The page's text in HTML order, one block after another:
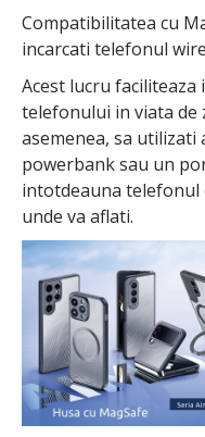
Compatibilitatea cu
incarcati telefonul
Acest lucru
telefonului in viata de
asemenea, sa utilizati
powerbank sau un
intotdeauna telefonul
unde va aflati.